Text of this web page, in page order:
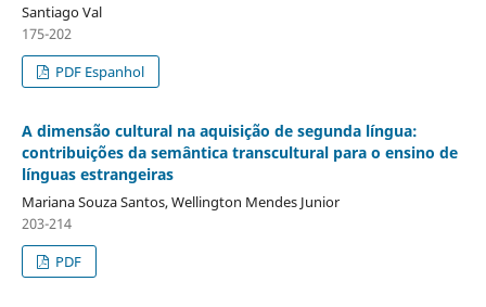
Santiago Val
175-202
PDF Espanhol
A dimensão cultural na aquisição de segunda língua:
contribuições da semântica transcultural para o ensino de
línguas estrangeiras
Mariana Souza Santos, Wellington Mendes Junior
203-214
PDF